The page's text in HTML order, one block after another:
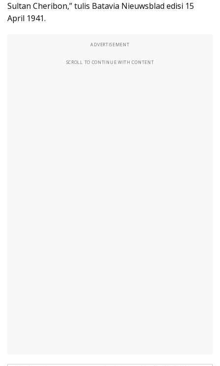
Sultan Cheribon,” tulis Batavia Nieuwsblad edisi 15
April 1941.
ADVERTISEMENT
SCROLL TO CONTINUE WITH CONTENT